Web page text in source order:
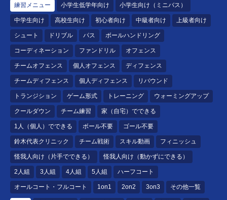
練習メニュー 小学生低学年向け 小学生向け（ミニバス）
中学生向け 高校生向け 初心者向け 中級者向け 上級者向け
シュート ドリブル パス ボールハンドリング
コーディネーション ファンドリル オフェンス
チームオフェンス 個人オフェンス ディフェンス
チームディフェンス 個人ディフェンス リバウンド
トランジション ゲーム形式 トレーニング ウォーミングアップ
クールダウン チーム練習 家（自宅）でできる
1人（個人）でできる ボール不要 ゴール不要
鈴木代表クリニック チーム戦術 スキル動画 フィニッシュ
怪我人向け（片手でできる） 怪我人向け（動かずにできる）
2人組 3人組 4人組 5人組 ハーフコート
オールコート・フルコート 1on1 2on2 3on3 その他一覧